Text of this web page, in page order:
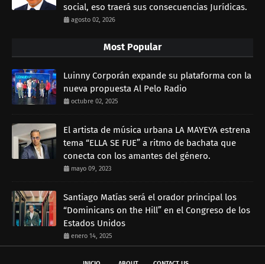
social, eso traerá sus consecuencias Jurídicas.
agosto 02, 2026
Most Popular
Luinny Corporán expande su plataforma con la
nueva propuesta Al Pelo Radio
octubre 02, 2025
El artista de música urbana LA MAYEYA estrena
tema “ELLA SE FUE” a ritmo de bachata que
conecta con los amantes del género.
mayo 09, 2023
Santiago Matías será el orador principal los
“Dominicans on the Hill” en el Congreso de los
Estados Unidos
enero 14, 2025